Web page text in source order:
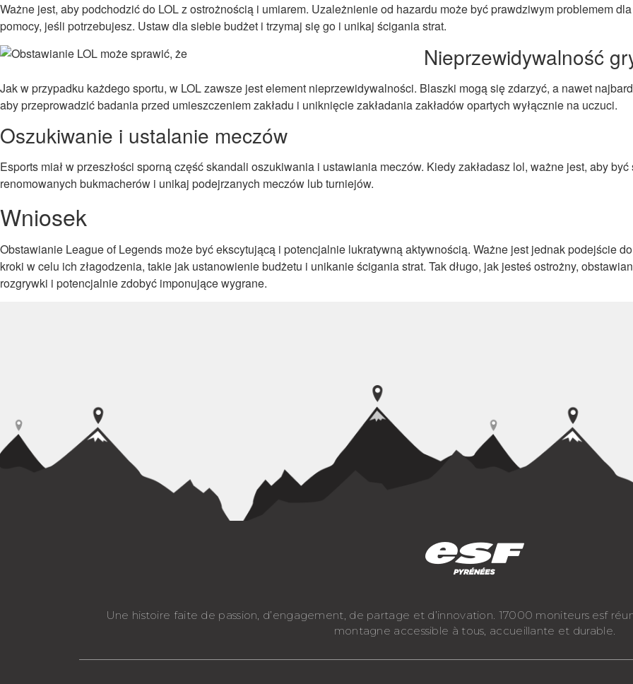
Ważne jest, aby podchodzić do LOL z ostrożnością i umiarem. Uzależnienie od hazardu może być prawdziwym problemem
pomocy, jeśli potrzebujesz. Ustaw dla siebie budżet i trzymaj się go i unikaj ścigania strat.
Nieprzewidywalność
Jak w przypadku każdego sportu, w LOL zawsze jest element nieprzewidywalności. Blaszki mogą się zdarzyć, a nawet
aby przeprowadzić badania przed umieszczeniem zakładu i uniknięcie zakładania zakładów opartych wyłącznie na uczuci.
Oszukiwanie i ustalanie meczów
Esports miał w przeszłości sporną część skandali oszukiwania i ustawiania meczów. Kiedy zakładasz lol, ważne jest, aby
renomowanych bukmacherów i unikaj podejrzanych meczów lub turniejów.
Wniosek
Obstawianie League of Legends może być ekscytującą i potencjalnie lukratywną aktywnością. Ważne jest jednak podejście
kroki w celu ich złagodzenia, takie jak ustanowienie budżetu i unikanie ścigania strat. Tak długo, jak jesteś ostrożny,
rozgrywki i potencjalnie zdobyć imponujące wygrane.
Une histoire faite de passion, d’engagement, de partage et d’innovation. 17000 moniteurs esf
montagne accessible à tous, accueillante et durable.